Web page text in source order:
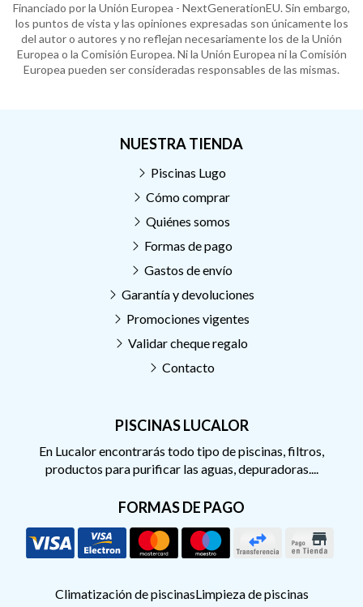
Financiado por la Unión Europea - NextGenerationEU. Sin embargo,
los puntos de vista y las opiniones expresadas son únicamente los
del autor o autores y no reflejan necesariamente los de la Unión
Europea o la Comisión Europea. Ni la Unión Europea ni la Comisión
Europea pueden ser consideradas responsables de las mismas.
PISCINAS LUCALOR
En Lucalor encontrarás todo tipo de piscinas, filtros,
productos para purificar las aguas, depuradoras....
FORMAS DE PAGO
NUESTRA TIENDA
Piscinas Lugo
Cómo comprar
Quiénes somos
Formas de pago
Gastos de envío
Garantía y devoluciones
Promociones vigentes
Validar cheque regalo
Contacto
Climatización de piscinasLimpieza de piscinas